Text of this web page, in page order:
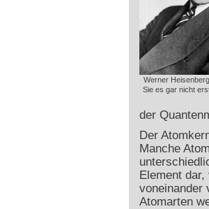
Werner
Sie es gar nicht
der
Der
Manche
Element
voneinander
Atomarten